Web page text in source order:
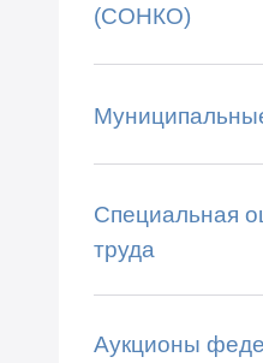
(СОНКО)
Специальная
труда
Аукционы